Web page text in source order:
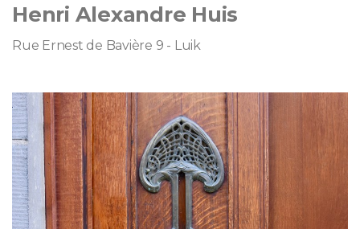
Henri Alexandre Huis
Rue Ernest de Bavière 9 - Luik